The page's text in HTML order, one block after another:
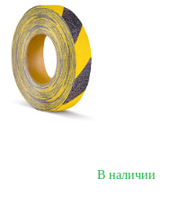
до 45 дней
1 дня
В наличии